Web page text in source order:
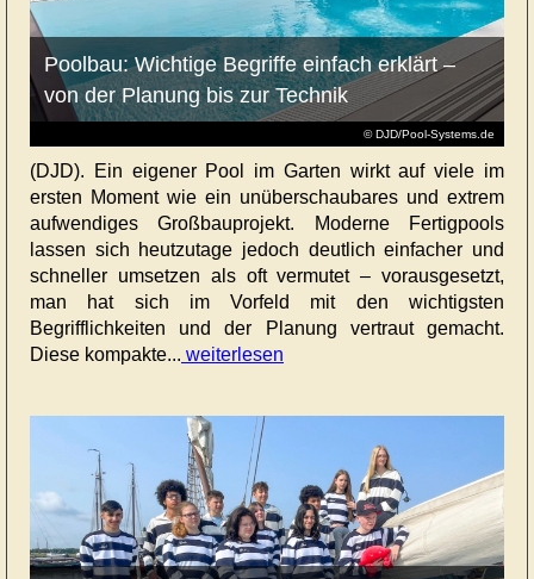
© DJD/Pool-Systems.de
Poolbau: Wichtige Begriffe einfach erklärt –
von der Planung bis zur Technik
(DJD). Ein eigener Pool im Garten wirkt auf viele im
ersten Moment wie ein unüberschaubares und extrem
aufwendiges Großbauprojekt. Moderne Fertigpools
lassen sich heutzutage jedoch deutlich einfacher und
schneller umsetzen als oft vermutet – vorausgesetzt,
man hat sich im Vorfeld mit den wichtigsten
Begrifflichkeiten und der Planung vertraut gemacht.
Diese kompakte... weiterlesen